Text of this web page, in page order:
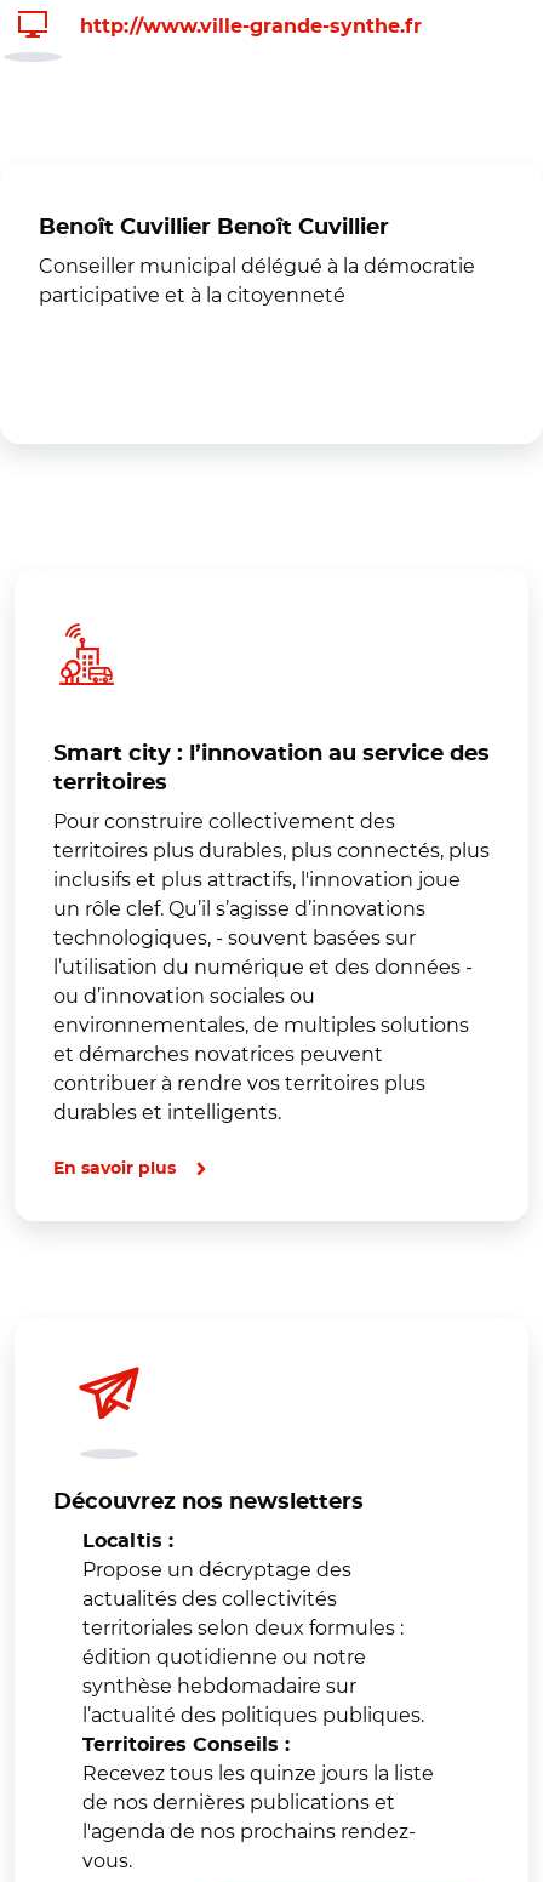
http://www.ville-grande-synthe.fr
Benoît Cuvillier Benoît Cuvillier
Conseiller municipal délégué à la démocratie
participative et à la citoyenneté
Smart city : l’innovation au service des
territoires
Pour construire collectivement des
territoires plus durables, plus connectés, plus
inclusifs et plus attractifs, l'innovation joue
un rôle clef. Qu’il s’agisse d’innovations
technologiques, - souvent basées sur
l’utilisation du numérique et des données -
ou d’innovation sociales ou
environnementales, de multiples solutions
et démarches novatrices peuvent
contribuer à rendre vos territoires plus
durables et intelligents.
En savoir plus
Découvrez nos newsletters
Localtis :
Propose un décryptage des
actualités des collectivités
territoriales selon deux formules :
édition quotidienne ou notre
synthèse hebdomadaire sur
l’actualité des politiques publiques.
Territoires Conseils :
Recevez tous les quinze jours la liste
de nos dernières publications et
l'agenda de nos prochains rendez-
vous.